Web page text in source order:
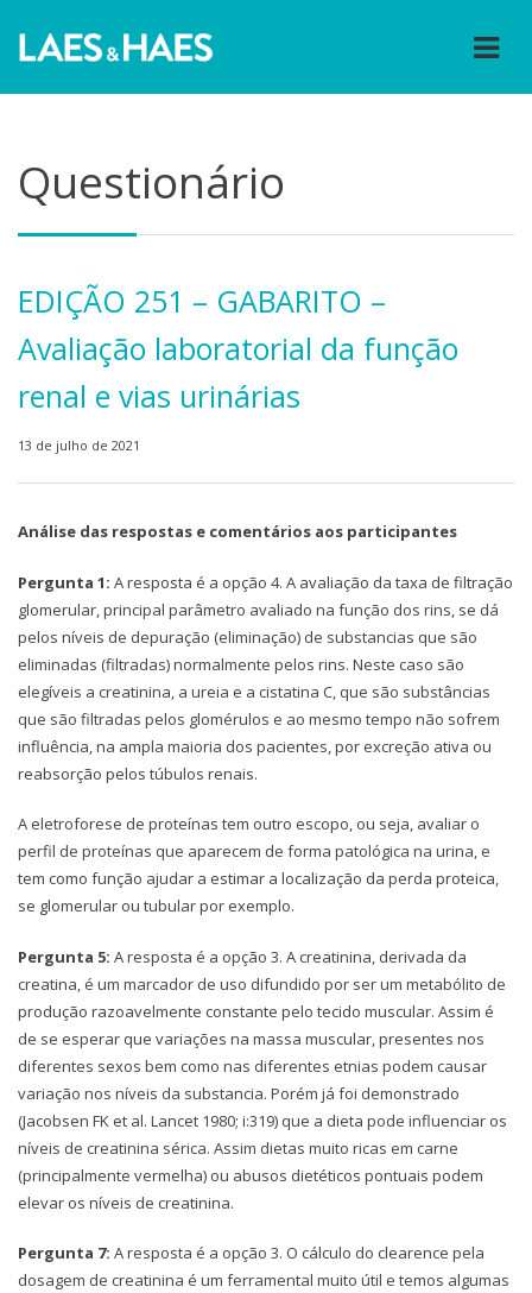
Questionário
EDIÇÃO 251 – GABARITO –
Avaliação laboratorial da função
renal e vias urinárias
13 de julho de 2021
Análise das respostas e comentários aos participantes
Pergunta 1: A resposta é a opção 4. A avaliação da taxa de filtração
glomerular, principal parâmetro avaliado na função dos rins, se dá
pelos níveis de depuração (eliminação) de substancias que são
eliminadas (filtradas) normalmente pelos rins. Neste caso são
elegíveis a creatinina, a ureia e a cistatina C, que são substâncias
que são filtradas pelos glomérulos e ao mesmo tempo não sofrem
influência, na ampla maioria dos pacientes, por excreção ativa ou
reabsorção pelos túbulos renais.
A eletroforese de proteínas tem outro escopo, ou seja, avaliar o
perfil de proteínas que aparecem de forma patológica na urina, e
tem como função ajudar a estimar a localização da perda proteica,
se glomerular ou tubular por exemplo.
Pergunta 5: A resposta é a opção 3. A creatinina, derivada da
creatina, é um marcador de uso difundido por ser um metabólito de
produção razoavelmente constante pelo tecido muscular. Assim é
de se esperar que variações na massa muscular, presentes nos
diferentes sexos bem como nas diferentes etnias podem causar
variação nos níveis da substancia. Porém já foi demonstrado
(Jacobsen FK et al. Lancet 1980; i:319) que a dieta pode influenciar os
níveis de creatinina sérica. Assim dietas muito ricas em carne
(principalmente vermelha) ou abusos dietéticos pontuais podem
elevar os níveis de creatinina.
Pergunta 7: A resposta é a opção 3. O cálculo do clearence pela
dosagem de creatinina é um ferramental muito útil e temos algumas